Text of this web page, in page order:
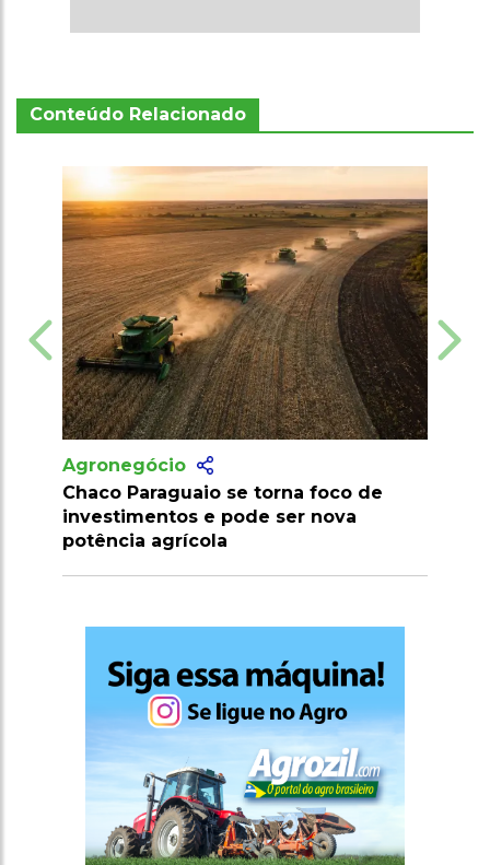
Conteúdo Relacionado
Agronegócio
Pecuaristas colocam vacas na
blockchain para conseguirem crédito